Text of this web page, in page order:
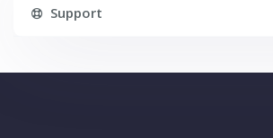
Support